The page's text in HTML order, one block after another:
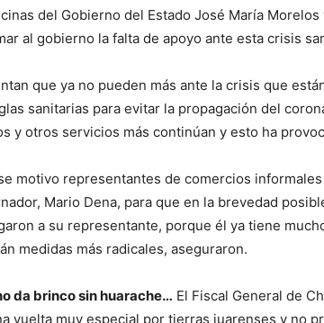
del Gobierno del Estado José María
al gobierno la falta de apoyo ante esta crisis
que ya no pueden más ante la crisis que
sanitarias para evitar la propagación del
y otros servicios más continúan y esto ha
motivo representantes de comercios
Mario Dena, para que en la brevedad
a su representante, porque él ya tiene
medidas más radicales, aseguraron.
da brinco sin huarache… El Fiscal General de
vuelta muy especial por tierras juarenses y no